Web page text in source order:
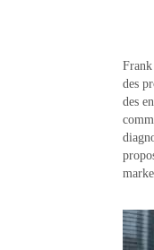
des
des